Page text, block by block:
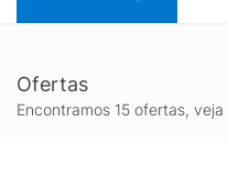
Ofertas
Encontramos 15 ofertas,